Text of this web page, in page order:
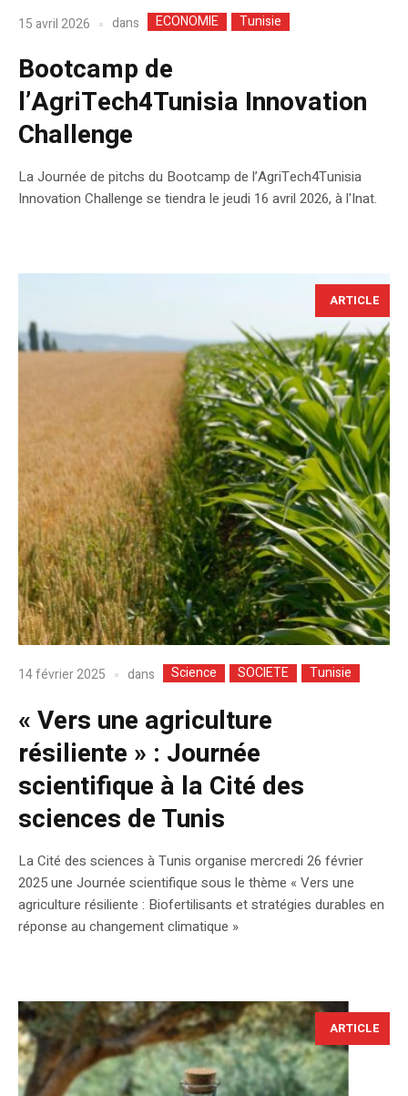
15 avril 2026 dans ECONOMIE Tunisie
Bootcamp de
l’AgriTech4Tunisia Innovation
Challenge
La Journée de pitchs du Bootcamp de l’AgriTech4Tunisia
Innovation Challenge se tiendra le jeudi 16 avril 2026, à l'Inat.
ARTICLE
14 février 2025 dans Science SOCIETE Tunisie
« Vers une agriculture
résiliente » : Journée
scientifique à la Cité des
sciences de Tunis
La Cité des sciences à Tunis organise mercredi 26 février
2025 une Journée scientifique sous le thème « Vers une
agriculture résiliente : Biofertilisants et stratégies durables en
réponse au changement climatique »
ARTICLE